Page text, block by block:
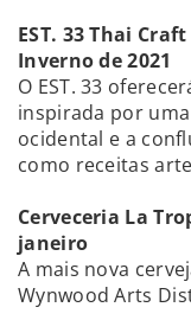
EST. 33 Thai
Inverno de 2021
O EST. 33
inspirada por
ocidental e a
como receitas
Cerveceria La
janeiro
A mais nova
Wynwood Arts